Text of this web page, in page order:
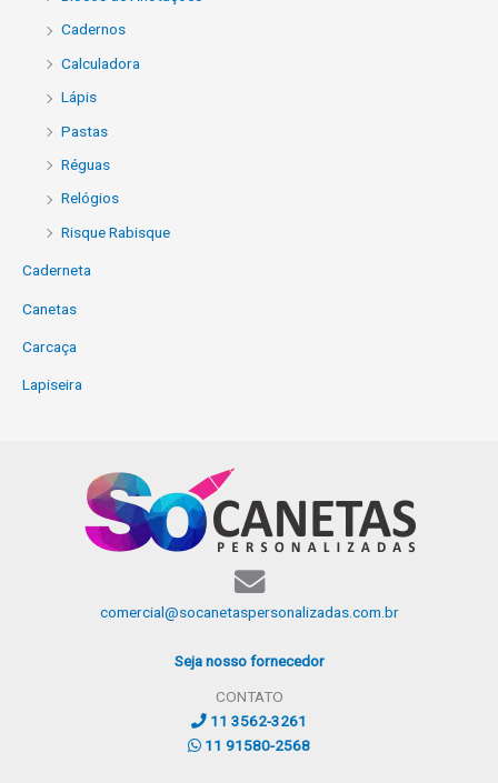
Cadernos
Calculadora
Lápis
Pastas
Réguas
Relógios
Risque Rabisque
Caderneta
Canetas
Carcaça
Lapiseira
comercial@socanetaspersonalizadas.com.br
Seja nosso fornecedor
CONTATO
11 3562-3261
11 91580-2568